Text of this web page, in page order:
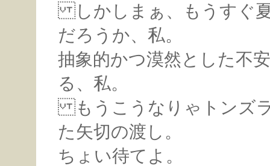
しかしまぁ、もうすぐ
だろうか、私。
抽象的かつ漠然とした不
る、私。
もうこうなりゃトンズ
た矢切の渡し。
ちょい待てよ。